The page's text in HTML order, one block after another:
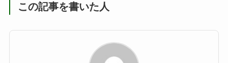
この記事を書いた人